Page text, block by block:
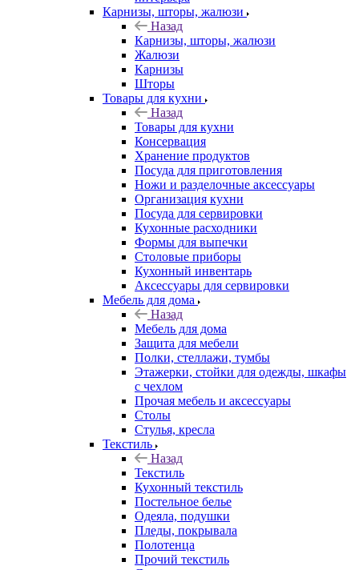
Карнизы, шторы, жалюзи
Назад
Карнизы, шторы, жалюзи
Жалюзи
Карнизы
Шторы
Товары для кухни
Назад
Товары для кухни
Консервация
Хранение продуктов
Посуда для приготовления
Ножи и разделочные аксессуары
Организация кухни
Посуда для сервировки
Кухонные расходники
Формы для выпечки
Столовые приборы
Кухонный инвентарь
Аксессуары для сервировки
Мебель для дома
Назад
Мебель для дома
Защита для мебели
Полки, стеллажи, тумбы
Этажерки, стойки для одежды, шкафы
с чехлом
Прочая мебель и аксессуары
Столы
Стулья, кресла
Текстиль
Назад
Текстиль
Кухонный текстиль
Постельное белье
Одеяла, подушки
Пледы, покрывала
Полотенца
Прочий текстиль